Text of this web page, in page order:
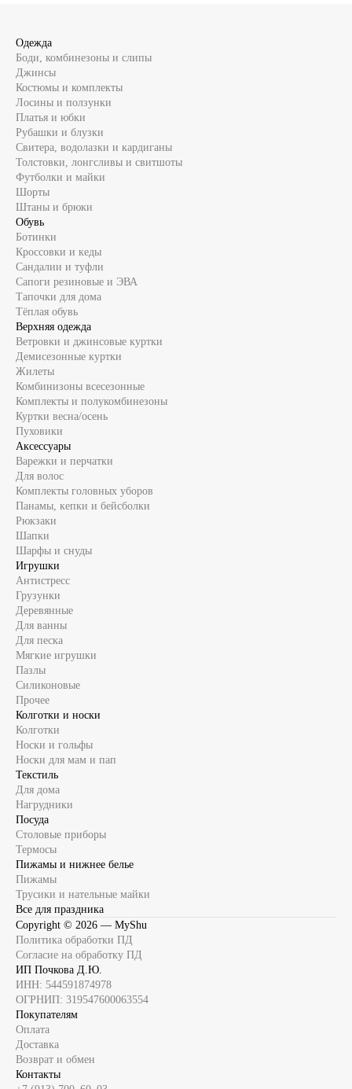
Одежда
Боди, комбинезоны и слипы
Джинсы
Костюмы и комплекты
Лосины и ползунки
Платья и юбки
Рубашки и блузки
Свитера, водолазки и кардиганы
Толстовки, лонгсливы и свитшоты
Футболки и майки
Шорты
Штаны и брюки
Обувь
Ботинки
Кроссовки и кеды
Сандалии и туфли
Сапоги резиновые и ЭВА
Тапочки для дома
Тёплая обувь
Верхняя одежда
Ветровки и джинсовые куртки
Демисезонные куртки
Жилеты
Комбинизоны всесезонные
Комплекты и полукомбинезоны
Куртки весна/осень
Пуховики
Аксессуары
Варежки и перчатки
Для волос
Комплекты головных уборов
Панамы, кепки и бейсболки
Рюкзаки
Шапки
Шарфы и снуды
Игрушки
Антистресс
Грузунки
Деревянные
Для ванны
Для песка
Мягкие игрушки
Пазлы
Силиконовые
Прочее
Колготки и носки
Колготки
Носки и гольфы
Носки для мам и пап
Текстиль
Для дома
Нагрудники
Посуда
Столовые приборы
Термосы
Пижамы и нижнее белье
Пижамы
Трусики и нательные майки
Все для праздника
Copyright © 2026 — MyShu
Политика обработки ПД
Согласие на обработку ПД
ИП Почкова Д.Ю.
ИНН: 544591874978
ОГРНИП: 319547600063554
Покупателям
Оплата
Доставка
Возврат и обмен
Контакты